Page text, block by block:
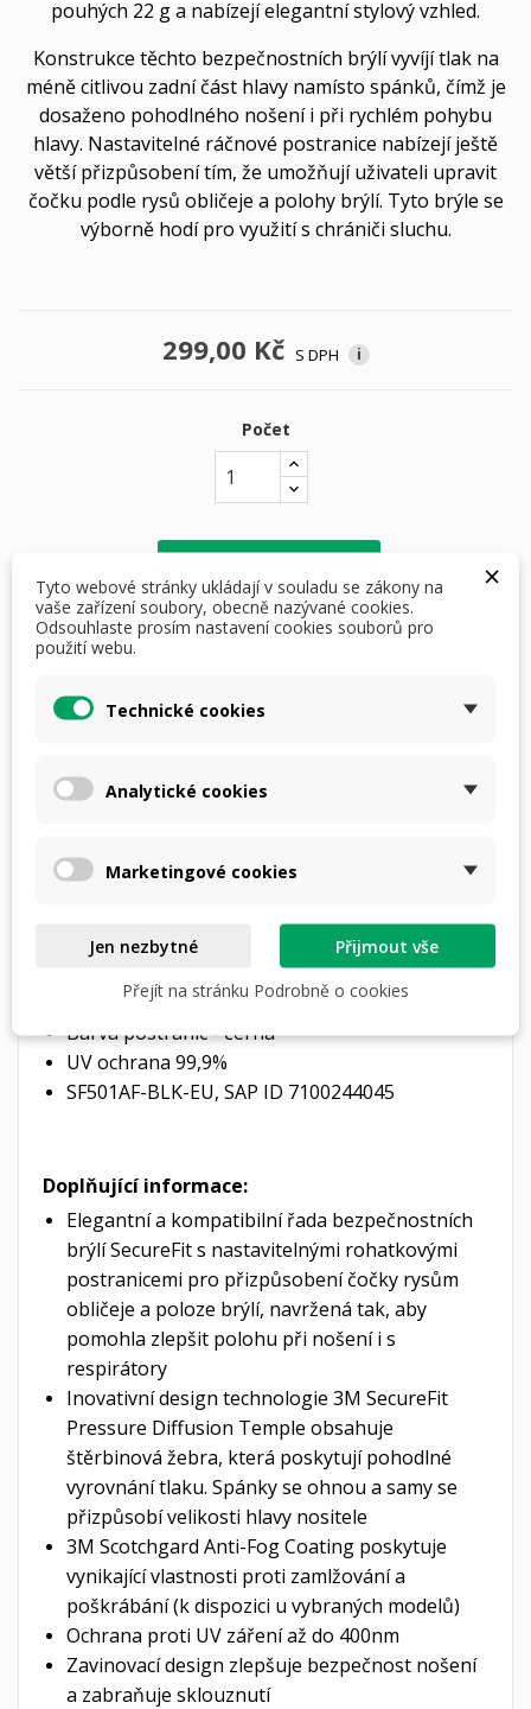
pouhých 22 g a nabízejí elegantní stylový vzhled.
Konstrukce těchto bezpečnostních brýlí vyvíjí tlak na
méně citlivou zadní část hlavy namísto spánků, čímž je
dosaženo pohodlného nošení i při rychlém pohybu
hlavy. Nastavitelné ráčnové postranice nabízejí ještě
větší přizpůsobení tím, že umožňují uživateli upravit
čočku podle rysů obličeje a polohy brýlí. Tyto brýle se
výborně hodí pro využití s chrániči sluchu.
299,00 Kč S DPH i
Počet
 skladem
Parametry:
Ochrana proti poškrábání a zamlžení
růhledná
Označení objektivu2C-1,2 3M 1 F
Barva postranic - černá
UV ochrana 99,9%
SF501AF-BLK-EU, SAP ID 7100244045
Doplňující informace:
Elegantní a kompatibilní řada bezpečnostních
brýlí SecureFit s nastavitelnými rohatkovými
postranicemi pro přizpůsobení čočky rysům
obličeje a poloze brýlí, navržená tak, aby
pomohla zlepšit polohu při nošení i s
respirátory
Inovativní design technologie 3M SecureFit
Pressure Diffusion Temple obsahuje
štěrbinová žebra, která poskytují pohodlné
vyrovnání tlaku. Spánky se ohnou a samy se
přizpůsobí velikosti hlavy nositele
3M Scotchgard Anti-Fog Coating poskytuje
vynikající vlastnosti proti zamlžování a
poškrábání (k dispozici u vybraných modelů)
Ochrana proti UV záření až do 400nm
Zavinovací design zlepšuje bezpečnost nošení
a zabraňuje sklouznutí
×
Tyto webové stránky ukládají v souladu se zákony na
vaše zařízení soubory, obecně nazývané cookies.
Odsouhlaste prosím nastavení cookies souborů pro
použití webu.
Technické cookies
Analytické cookies
Marketingové cookies
Jen nezbytné
Přijmout vše
Přejít na stránku Podrobně o cookies